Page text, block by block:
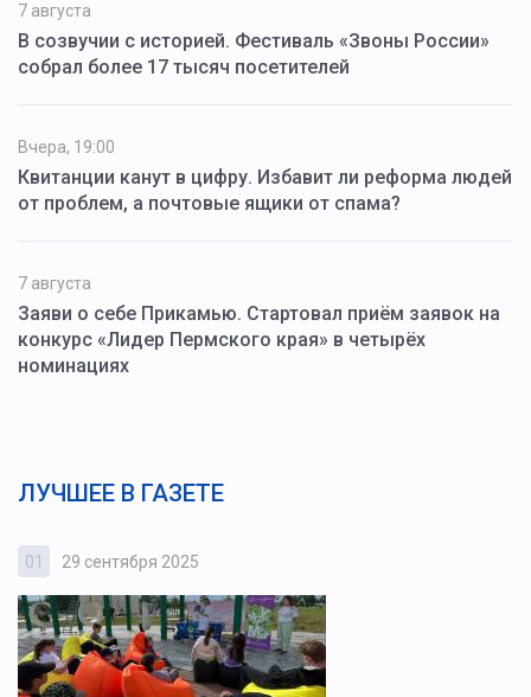
7 августа
В созвучии с историей. Фестиваль «Звоны России»
собрал более 17 тысяч посетителей
Вчера, 19:00
Квитанции канут в цифру. Избавит ли реформа людей
от проблем, а почтовые ящики от спама?
7 августа
Заяви о себе Прикамью. Стартовал приём заявок на
конкурс «Лидер Пермского края» в четырёх
номинациях
ЛУЧШЕЕ В ГАЗЕТЕ
01 29 сентября 2025